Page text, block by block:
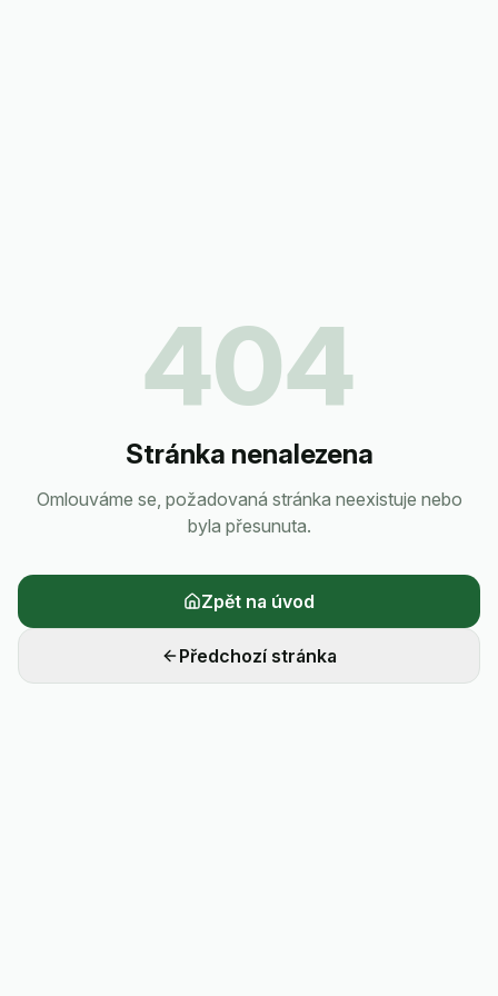
404
Stránka nenalezena
Omlouváme se, požadovaná stránka neexistuje nebo
byla přesunuta.
Zpět na úvod
Předchozí stránka